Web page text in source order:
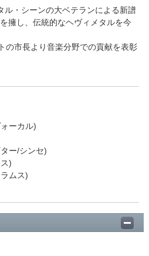
ル・シーンの大ベテランによる新譜
擁し、伝統的なヘヴィメタルを今
の市長より音楽分野での貢献を表彰
ーカル)
ー/シンセ)
)
ムス)